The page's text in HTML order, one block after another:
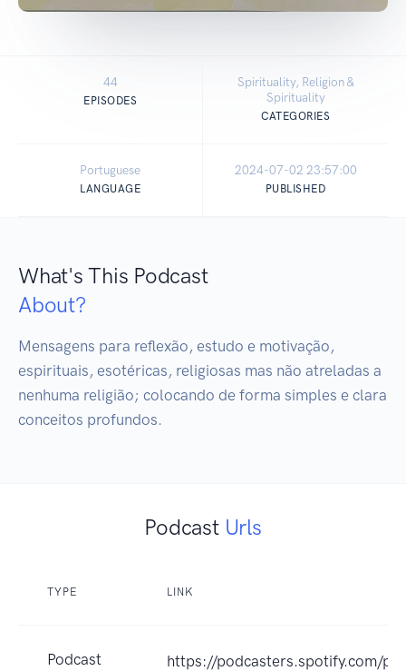
44
EPISODES
Spirituality, Religion &
Spirituality
CATEGORIES
Portuguese
LANGUAGE
2024-07-02 23:57:00
PUBLISHED
What's This Podcast
About?
Mensagens para reflexão, estudo e motivação,
espirituais, esotéricas, religiosas mas não atreladas a
nenhuma religião; colocando de forma simples e clara
conceitos profundos.
Podcast Urls
TYPE LINK
Podcast https://podcasters.spotify.com/